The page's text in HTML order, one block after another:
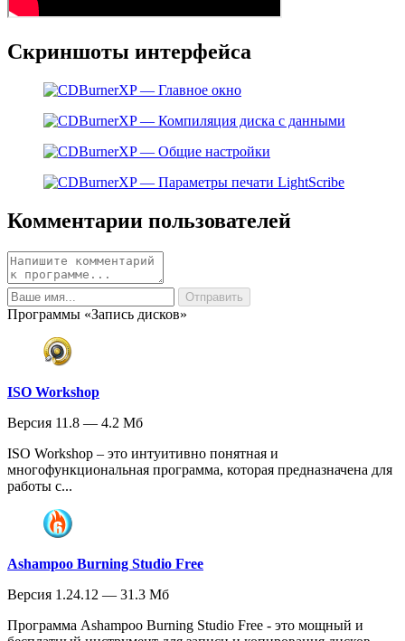
Скриншоты интерфейса
Комментарии пользователей
Программы «Запись дисков»
ISO Workshop
Версия 11.8 — 4.2 Мб
ISO Workshop – это интуитивно понятная и
многофункциональная программа, которая предназначена для
работы с...
Ashampoo Burning Studio Free
Версия 1.24.12 — 31.3 Мб
Программа Ashampoo Burning Studio Free - это мощный и